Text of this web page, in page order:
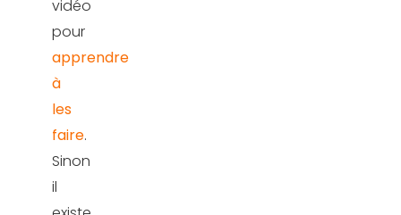
vidéo
pour
apprendre
à
les
faire.
Sinon
il